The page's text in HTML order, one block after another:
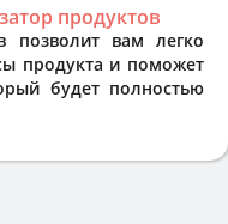
продуктов
позволит вам легко
продукта и поможет
будет полностью